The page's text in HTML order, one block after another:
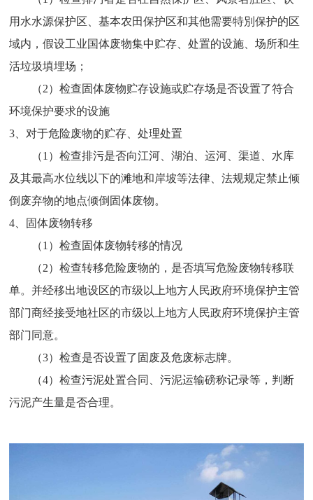
用水水源保护区、基本农田保护区和其他需要特別保护的区
域内，假设工业国体废物集中贮存、处置的设施、场所和生
活垃圾填埋场；
（2）检查固体废物贮存设施或贮存场是否设置了符合
环境保护要求的设施
3、对于危险废物的贮存、处理处置
（1）检查排污是否向江河、湖泊、运河、渠道、水库
及其最高水位线以下的滩地和岸坡等法律、法规规定禁止倾
倒废弃物的地点倾倒固体废物。
4、固体废物转移
（1）检查固体废物转移的情况
（2）检查转移危险废物的，是否填写危险废物转移联
单。并经移出地设区的市级以上地方人民政府环境保护主管
部门商经接受地社区的市级以上地方人民政府环境保护主管
部门同意。
（3）检查是否设置了固废及危废标志牌。
（4）检查污泥处置合同、污泥运输磅称记录等，判断
污泥产生量是否合理。